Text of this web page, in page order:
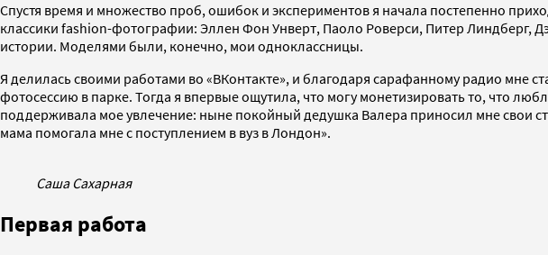
Спустя время и множество проб, ошибок и экспериментов я начала постепенно
классики fashion-фотографии: Эллен Фон Унверт, Паоло Роверси, Питер Линдберг,
истории. Моделями были, конечно, мои одноклассницы.
Я делилась своими работами во «ВКонтакте», и благодаря сарафанному радио мне
фотосессию в парке. Тогда я впервые ощутила, что могу монетизировать то, что
поддерживала мое увлечение: ныне покойный дедушка Валера приносил мне свои
мама помогала мне с поступлением в вуз в Лондон».
Саша Сахарная
Первая работа